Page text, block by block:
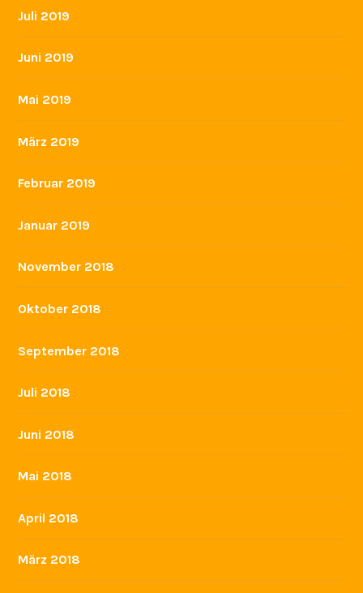
Juli 2019
Juni 2019
Mai 2019
März 2019
Februar 2019
Januar 2019
November 2018
Oktober 2018
September 2018
Juli 2018
Juni 2018
Mai 2018
April 2018
März 2018